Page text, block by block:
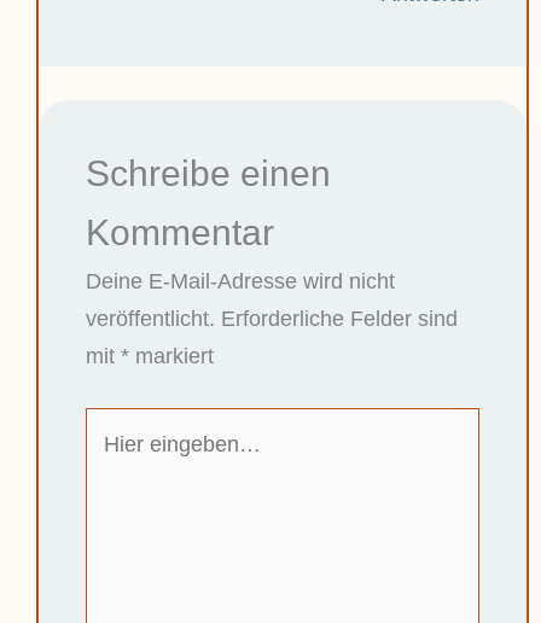
Schreibe einen
Kommentar
Deine E-Mail-Adresse wird nicht
veröffentlicht. Erforderliche Felder sind
mit *markiert
eingeben…